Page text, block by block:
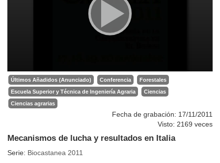
Últimos Añadidos (Anunciado) Conferencia
Forestales
Escuela Superior y Técnica de Ingeniería Agraria
Ciencias
Ciencias agrarias
Fecha de grabación: 17/11/2011
Visto: 2169 veces
Mecanismos de lucha y resultados en Italia
Serie: Biocastanea 2011